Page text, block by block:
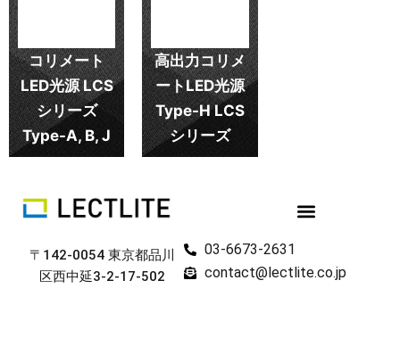
コリメート
LED光源 LCS
シリーズ
Type-A, B, J
高出力コリメ
ートLED光源
Type-H LCS
シリーズ
〒142-0054 東京都品川
区西中延3-2-17-502
03-6673-2631
contact@lectlite.co.jp